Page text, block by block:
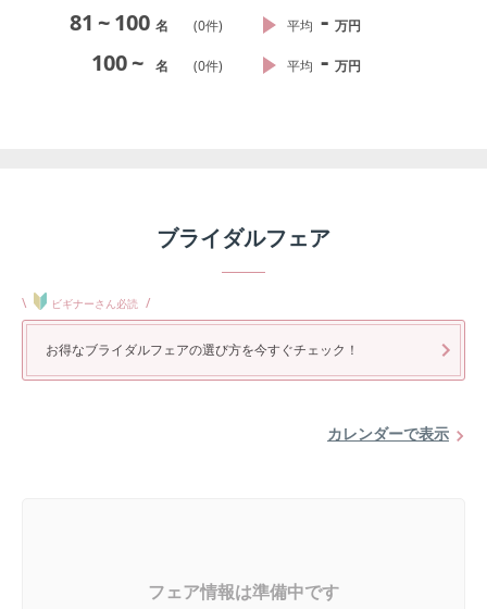
81 ~100 名 (0件) 平均 - 万円
100~ 名 (0件) 平均 - 万円
ブライダルフェア
\ ビギナーさん必読 /
お得なブライダルフェアの選び方を今すぐチェック！
カレンダーで表示
フェア情報は準備中です